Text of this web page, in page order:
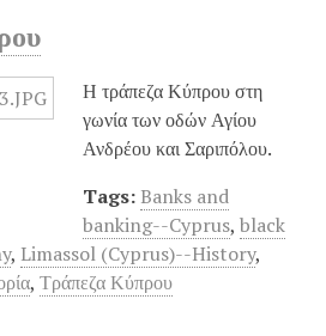
Η τράπεζα Κύπρου στη
γωνία των οδών Αγίου
Ανδρέου και Σαριπόλου.
Tags: Banks and
banking--Cyprus, black
, Limassol (Cyprus)--History,
, Τράπεζα Κύπρου